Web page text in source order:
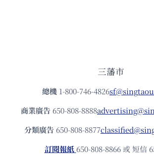
三藩市
總機 1-800-746-4826
商業廣告 650-808-8888
分類廣告 650-808-8877
訂閱報紙 650-808-8866 或 短信